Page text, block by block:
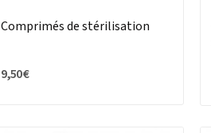
Comprimés de stérilisation
9,50 €